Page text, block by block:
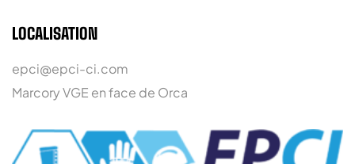
LOCALISATION
epci@epci-ci.com
Marcory VGE en face de Orca